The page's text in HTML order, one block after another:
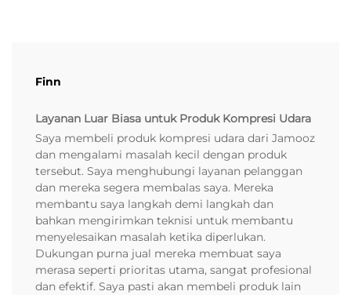
Finn
Layanan Luar Biasa untuk Produk Kompresi Udara
Saya membeli produk kompresi udara dari Jamooz
dan mengalami masalah kecil dengan produk
tersebut. Saya menghubungi layanan pelanggan
dan mereka segera membalas saya. Mereka
membantu saya langkah demi langkah dan
bahkan mengirimkan teknisi untuk membantu
menyelesaikan masalah ketika diperlukan.
Dukungan purna jual mereka membuat saya
merasa seperti prioritas utama, sangat profesional
dan efektif. Saya pasti akan membeli produk lain